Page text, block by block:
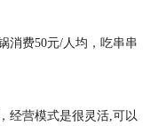
消费50元/人均，吃串串
经营模式是很灵活,可以